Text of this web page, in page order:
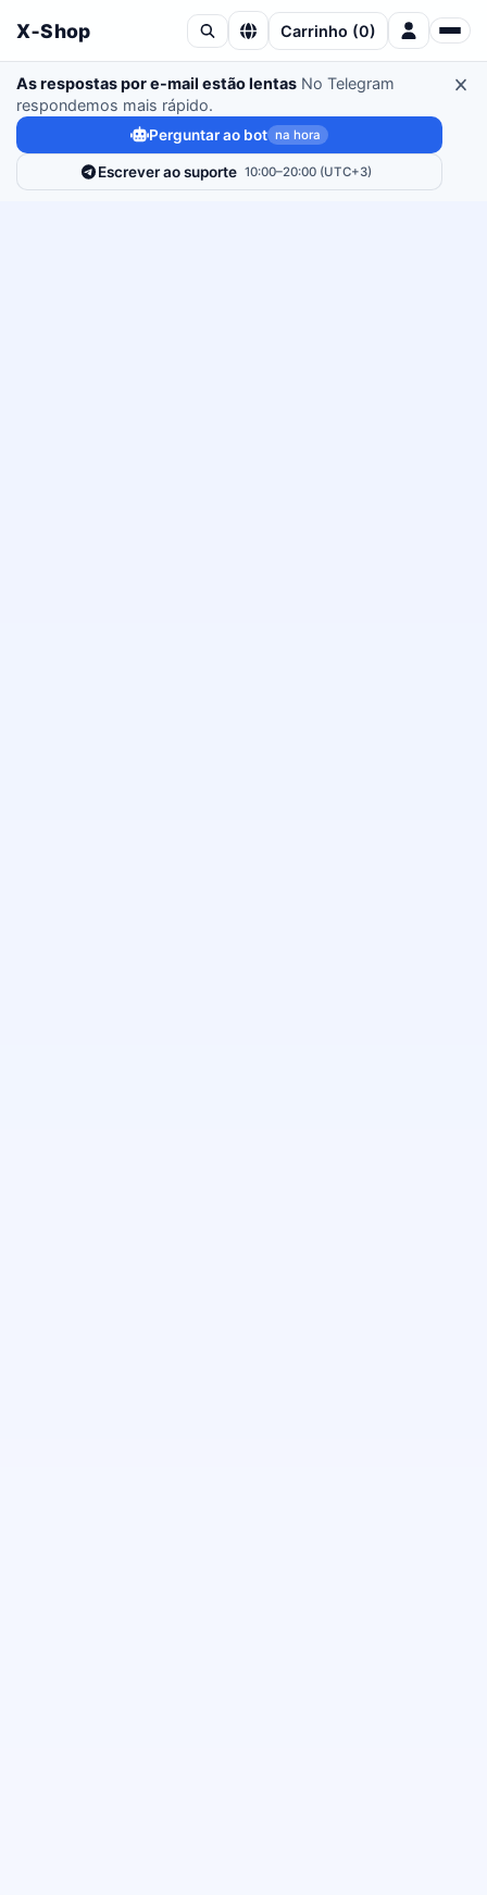
X‑Shop Carrinho (0)
As respostas por e-mail estão lentas No Telegram
respondemos mais rápido.
Perguntar ao bot na hora
Escrever ao suporte 10:00–20:00 (UTC+3)